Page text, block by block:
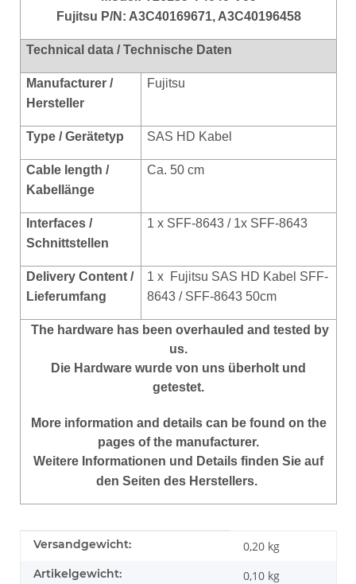
Fujitsu P/N: A3C40169671, A3C40196458
Technical data / Technische Daten
Manufacturer /
Hersteller
Fujitsu
Type / Gerätetyp SAS HD Kabel
Cable length /
Kabellänge
Ca. 50 cm
Interfaces /
Schnittstellen
1 x SFF-8643 / 1x SFF-8643
Delivery Content /
Lieferumfang
1 x Fujitsu SAS HD Kabel SFF-
8643 / SFF-8643 50cm
The hardware has been overhauled and tested by
us.
Die Hardware wurde von uns überholt und
getestet.
More information and details can be found on the
pages of the manufacturer.
Weitere Informationen und Details finden Sie auf
den Seiten des Herstellers.
Produkteigenschaft
Wert
Versandgewicht: 0,20 kg
Artikelgewicht: 0,10 kg